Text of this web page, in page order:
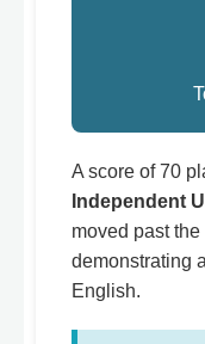
A score of 70
Independent
moved past
demonstrating
English.